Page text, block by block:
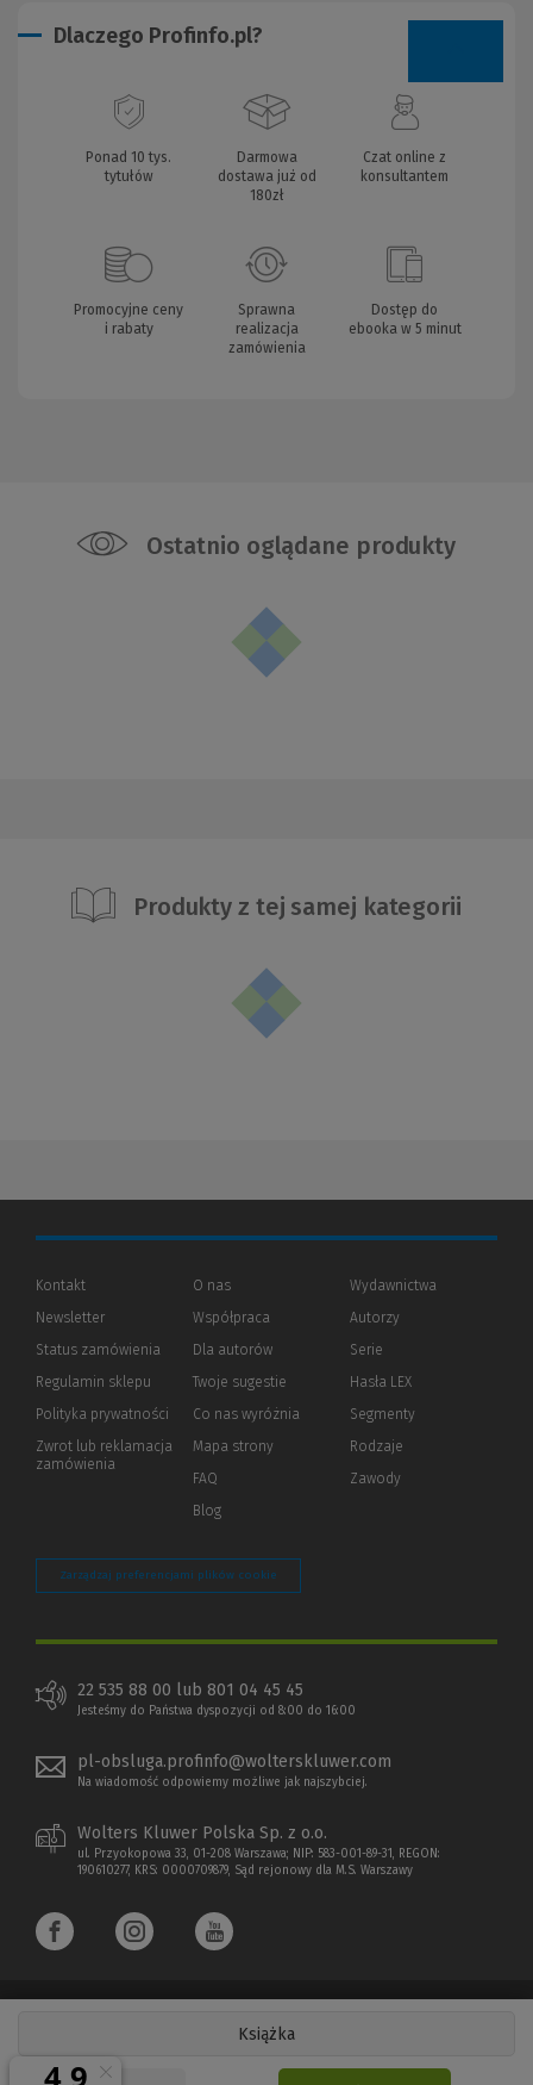
Książka
Dlaczego Profinfo.pl?
Ponad 10 tys.
tytułów
Darmowa
dostawa już od
180zł
Czat online z
konsultantem
Promocyjne ceny
i rabaty
Sprawna
realizacja
zamówienia
Dostęp do
ebooka w 5 minut
Ostatnio oglądane produkty
Produkty z tej samej kategorii
Kontakt
Newsletter
Status zamówienia
Regulamin sklepu
Polityka prywatności (Nowe
(Link
innej
Zwrot lub reklamacja
zamówienia
O nas
Współpraca
Dla autorów(Nowe
(Link
innej
strony)
Twoje sugestie
Co nas wyróżnia
Mapa strony
FAQ
Blog
Wydawnictwa
Autorzy
Serie
Hasła LEX
Segmenty
Rodzaje
Zawody
Zarządzaj preferencjami plików cookie
22 535 88 00 lub 801 04 45 45
Jesteśmy do Państwa dyspozycji od 8:00 do 16:00
pl-obsluga.profinfo@wolterskluwer.com
Na wiadomość odpowiemy możliwe jak najszybciej.
Wolters Kluwer Polska Sp. z o.o.
ul. Przyokopowa 33, 01-208 Warszawa; NIP: 583-001-89-31, REGON:
190610277, KRS: 0000709879, Sąd rejonowy dla M.S. Warszawy
Copyright 1997 - 2026 Wolters Kluwer Polska Sp. z o.o.